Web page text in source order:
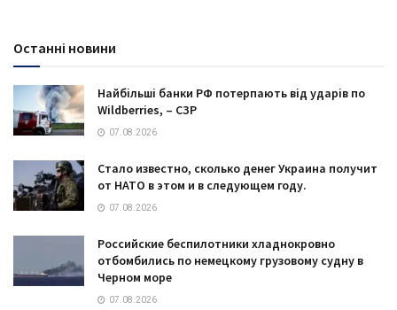
Останні новини
Найбільші банки РФ потерпають від ударів по
Wildberries, – СЗР
07.08.2026
Стало известно, сколько денег Украина получит
от НАТО в этом и в следующем году.
07.08.2026
Российские беспилотники хладнокровно
отбомбились по немецкому грузовому судну в
Черном море
07.08.2026